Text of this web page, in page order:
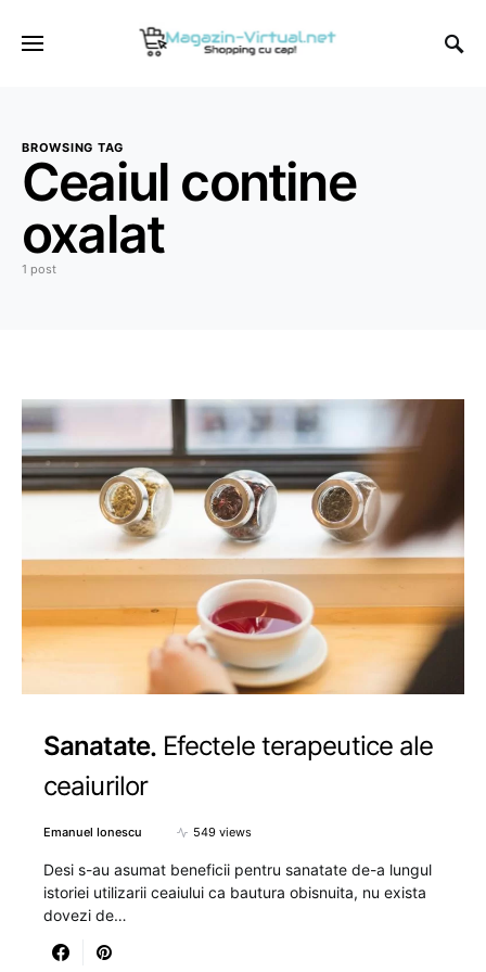
BROWSING TAG
Ceaiul contine
oxalat
1 post
Sanatate Efectele terapeutice ale
ceaiurilor
Emanuel Ionescu 549 views
Desi s-au asumat beneficii pentru sanatate de-a lungul
istoriei utilizarii ceaiului ca bautura obisnuita, nu exista
dovezi de…